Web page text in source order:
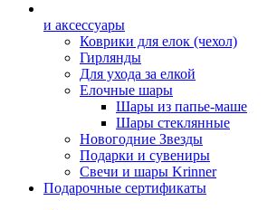
и аксессуары
Коврики для елок (чехол)
Гирлянды
Для ухода за елкой
Елочные шары
Шары из папье-маше
Шары стеклянные
Новогодние Звезды
Подарки и сувениры
Свечи и шары Krinner
Подарочные сертификаты